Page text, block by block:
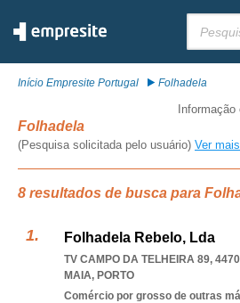
Início Empresite Portugal Folhadela
Folhadela
(Pesquisa solicitada pelo usuário) Ver
8 resultados de busca para
Folhadela Rebelo, Lda
TV CAMPO DA TELHEIRA 89,
MAIA, PORTO
Comércio por grosso de outras